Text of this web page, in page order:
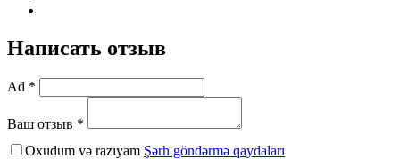
Написать отзыв
Ad *
Ваш отзыв *
Oxudum və razıyam Şərh göndərmə qaydaları